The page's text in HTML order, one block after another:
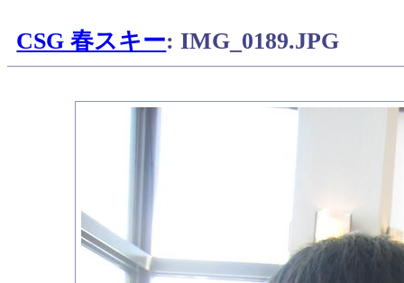
CSG 春スキー: IMG_0189.JPG